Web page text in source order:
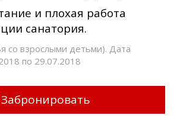
и плохая работа
санатория.
со взрослыми детьми). Дата
по 29.07.2018
Забронировать